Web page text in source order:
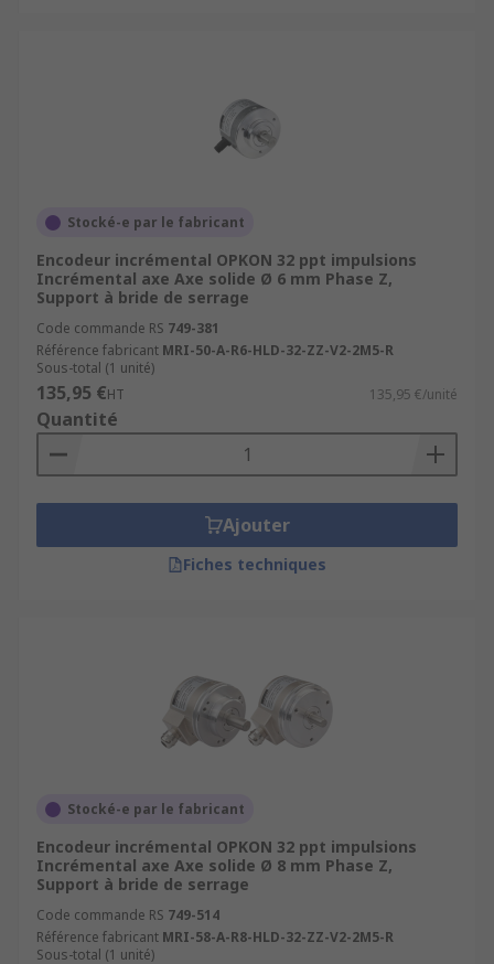
Stocké-e par le fabricant
Encodeur incrémental OPKON 32 ppt impulsions
Incrémental axe Axe solide Ø 6 mm Phase Z,
Support à bride de serrage
Code commande RS 749-381
Référence fabricant MRI-50-A-R6-HLD-32-ZZ-V2-2M5-R
Sous-total (1 unité)
135,95 €HT 135,95 €/unité
Quantité
Ajouter
Fiches techniques
Stocké-e par le fabricant
Encodeur incrémental OPKON 32 ppt impulsions
Incrémental axe Axe solide Ø 8 mm Phase Z,
Support à bride de serrage
Code commande RS 749-514
Référence fabricant MRI-58-A-R8-HLD-32-ZZ-V2-2M5-R
Sous-total (1 unité)